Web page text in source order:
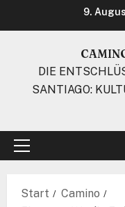
9.
DIE
SANTIAGO:
Primäres
Start
Camino